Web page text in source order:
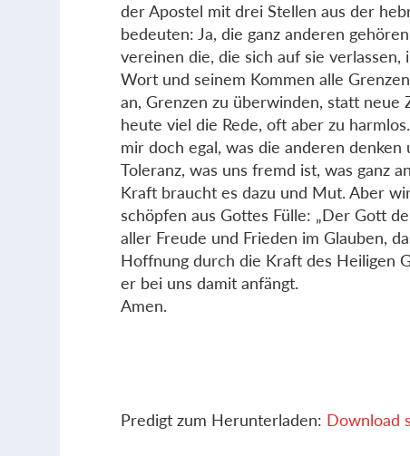
der Apostel mit drei Stellen aus der
bedeuten: Ja, die ganz anderen
vereinen die, die sich auf sie
Wort und seinem Kommen alle
an, Grenzen zu überwinden, statt neue
heute viel die Rede, oft aber zu
mir doch egal, was die anderen
Toleranz, was uns fremd ist, was ganz
Kraft braucht es dazu und Mut. Aber
schöpfen aus Gottes Fülle: „Der Gott
aller Freude und Frieden im Glauben,
Hoffnung durch die Kraft des Heiligen
er bei uns damit anfängt.
Amen.
Predigt zum Herunterladen: Download